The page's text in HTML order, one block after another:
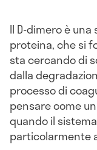
Il D-dimero è
proteina, che si
sta cercando di
dalla
processo di
pensare come
quando il
particolarmente